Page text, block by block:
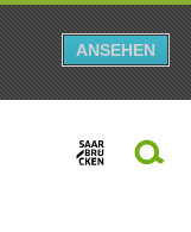
ANSEHEN